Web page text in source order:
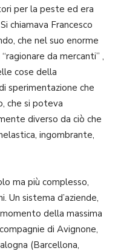
per la peste ed era
chiamava Francesco
che nel suo enorme
da mercanti” ,
cose della
sperimentazione che
che si poteva
diverso da ciò che
ingombrante,
ma più complesso,
Un sistema d’aziende,
della massima
di Avignone,
(Barcellona,